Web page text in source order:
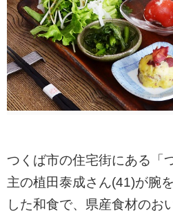
つくば市の住宅街にある
主の植田泰成さん(41)が腕
した和食で、県産食材のお